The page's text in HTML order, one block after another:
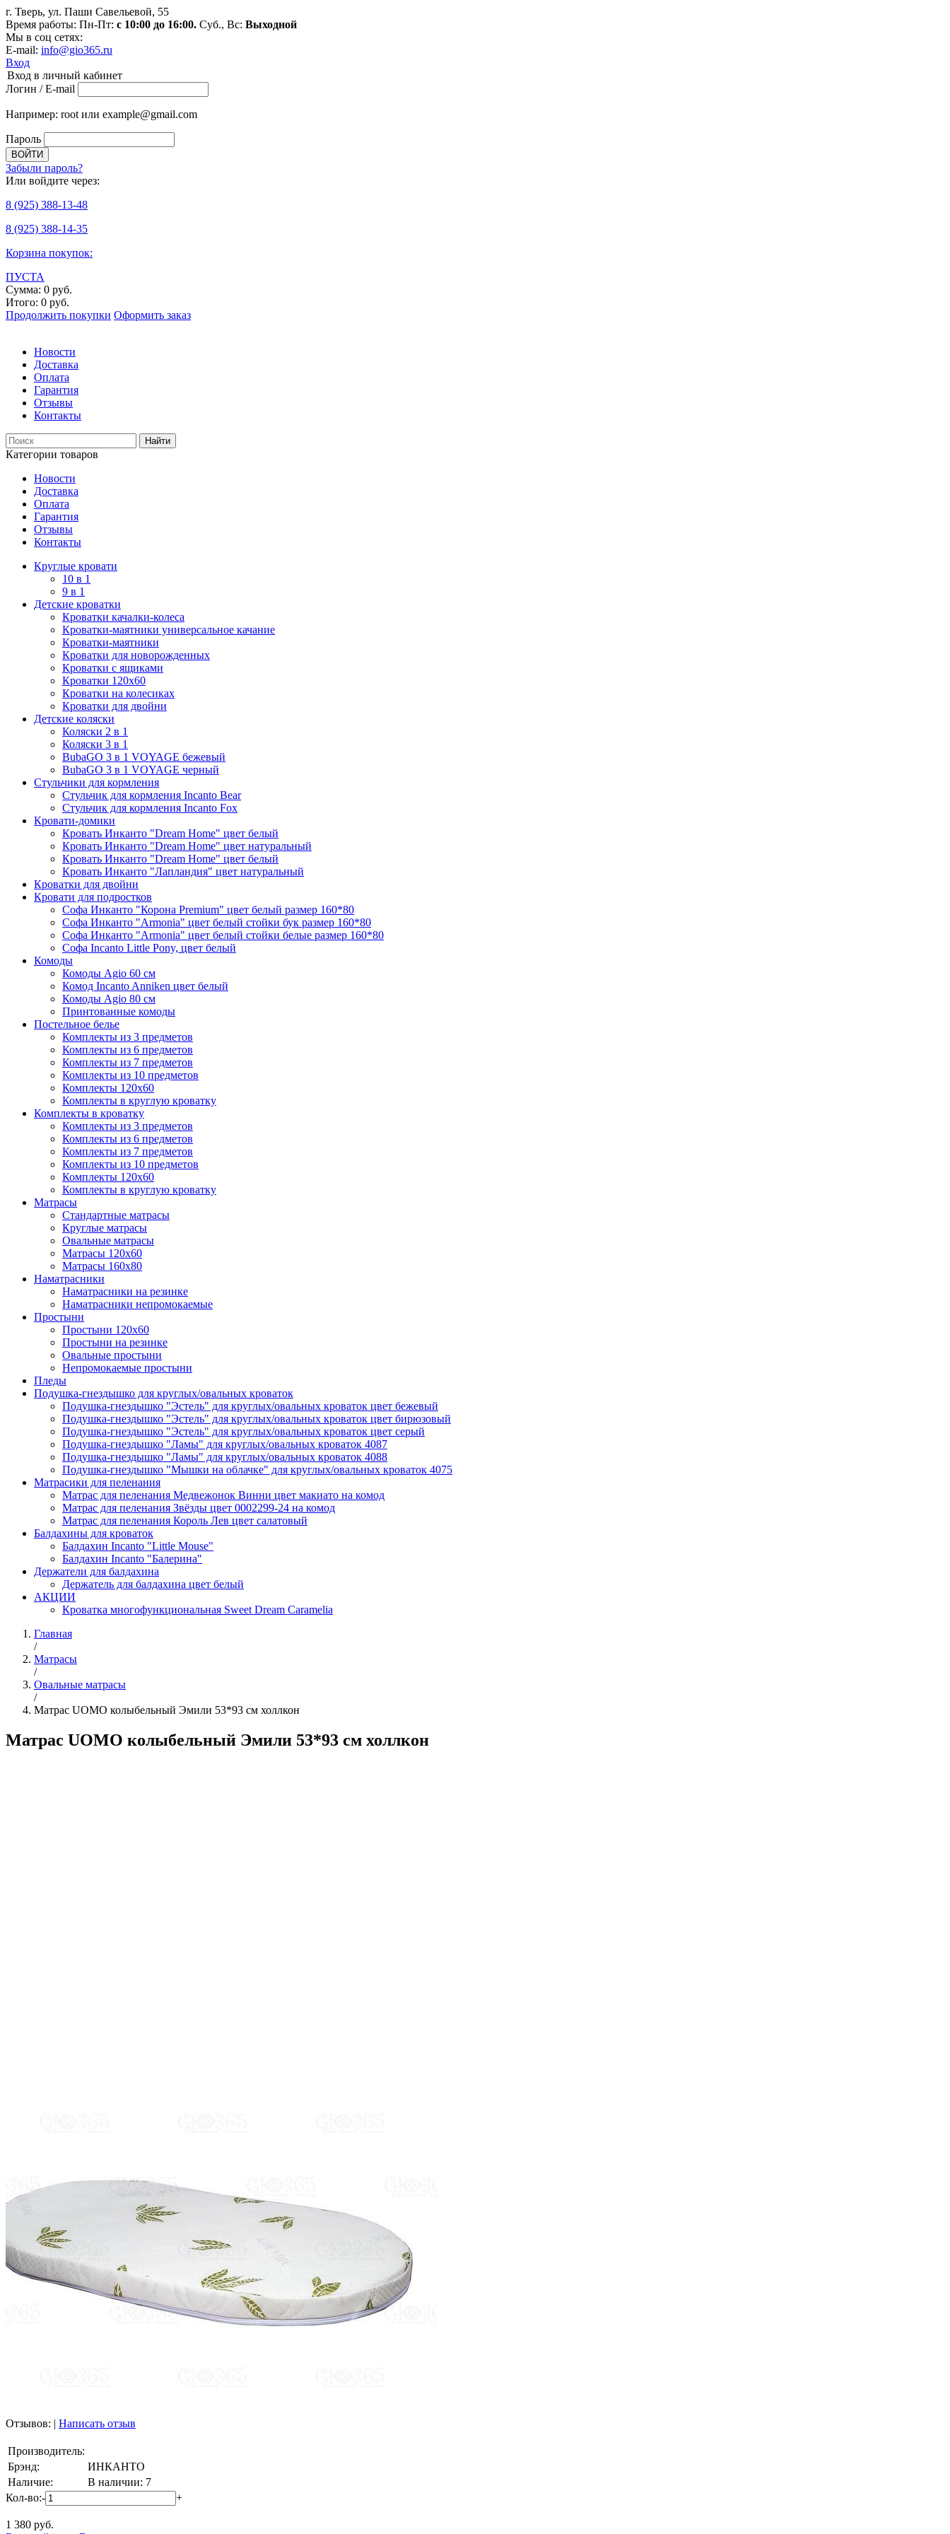
г. Тверь, ул. Паши Савельевой, 55
Время работы: Пн-Пт: с 10:00 до 16:00. Суб., Вс: Выходной
Мы в соц сетях:
E-mail: info@gio365.ru
Вход
Вход в личный кабинет
Логин / E-mail
Например: root или example@gmail.com
Пароль
Забыли пароль?
Или войдите через:
8 (925) 388-13-48
8 (925) 388-14-35
Корзина покупок:
ПУСТА
Сумма: 0 руб.
Итого: 0 руб.
Продолжить покупки Оформить заказ
Новости
Доставка
Оплата
Гарантия
Отзывы
Контакты
Категории товаров
Новости
Доставка
Оплата
Гарантия
Отзывы
Контакты
Круглые кровати
10 в 1
9 в 1
Детские кроватки
Кроватки качалки-колеса
Кроватки-маятники универсальное качание
Кроватки-маятники
Кроватки для новорожденных
Кроватки с ящиками
Кроватки 120х60
Кроватки на колесиках
Кроватки для двойни
Детские коляски
Коляски 2 в 1
Коляски 3 в 1
BubaGO 3 в 1 VOYAGE бежевый
BubaGO 3 в 1 VOYAGE черный
Стульчики для кормления
Стульчик для кормления Incanto Bear
Стульчик для кормления Incanto Fox
Кровати-домики
Кровать Инканто "Dream Home" цвет белый
Кровать Инканто "Dream Home" цвет натуральный
Кровать Инканто "Dream Home" цвет белый
Кровать Инканто "Лапландия" цвет натуральный
Кроватки для двойни
Кровати для подростков
Софа Инканто "Корона Premium" цвет белый размер 160*80
Софа Инканто "Armonia" цвет белый стойки бук размер 160*80
Софа Инканто "Armonia" цвет белый стойки белые размер 160*80
Софа Incanto Little Pony, цвет белый
Комоды
Комоды Agio 60 см
Комод Incanto Anniken цвет белый
Комоды Agio 80 см
Принтованные комоды
Постельное белье
Комплекты из 3 предметов
Комплекты из 6 предметов
Комплекты из 7 предметов
Комплекты из 10 предметов
Комплекты 120х60
Комплекты в круглую кроватку
Комплекты в кроватку
Комплекты из 3 предметов
Комплекты из 6 предметов
Комплекты из 7 предметов
Комплекты из 10 предметов
Комплекты 120х60
Комплекты в круглую кроватку
Матрасы
Стандартные матрасы
Круглые матрасы
Овальные матрасы
Матрасы 120х60
Матрасы 160х80
Наматрасники
Наматрасники на резинке
Наматрасники непромокаемые
Простыни
Простыни 120х60
Простыни на резинке
Овальные простыни
Непромокаемые простыни
Пледы
Подушка-гнездышко для круглых/овальных кроваток
Подушка-гнездышко "Эстель" для круглых/овальных кроваток цвет бежевый
Подушка-гнездышко "Эстель" для круглых/овальных кроваток цвет бирюзовый
Подушка-гнездышко "Эстель" для круглых/овальных кроваток цвет серый
Подушка-гнездышко "Ламы" для круглых/овальных кроваток 4087
Подушка-гнездышко "Ламы" для круглых/овальных кроваток 4088
Подушка-гнездышко "Мышки на облачке" для круглых/овальных кроваток 4075
Матрасики для пеленания
Матрас для пеленания Медвежонок Винни цвет макиато на комод
Матрас для пеленания Звёзды цвет 0002299-24 на комод
Матрас для пеленания Король Лев цвет салатовый
Балдахины для кроваток
Балдахин Incanto "Little Mouse"
Балдахин Incanto "Балерина"
Держатели для балдахина
Держатель для балдахина цвет белый
АКЦИИ
Кроватка многофункциональная Sweet Dream Caramelia
Главная
/
Матрасы
/
Овальные матрасы
/
Матрас UOMO колыбельный Эмили 53*93 см холлкон
Матрас UOMO колыбельный Эмили 53*93 см холлкон
Отзывов: | Написать отзыв
Производитель:
Брэнд:
ИНКАНТО
Наличие:
В наличии: 7
Кол-во:- +
1 380 руб.